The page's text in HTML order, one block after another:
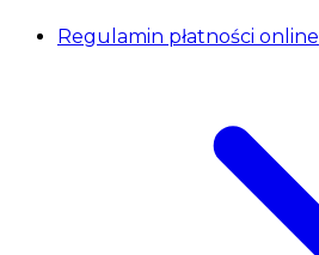
Regulamin płatności online